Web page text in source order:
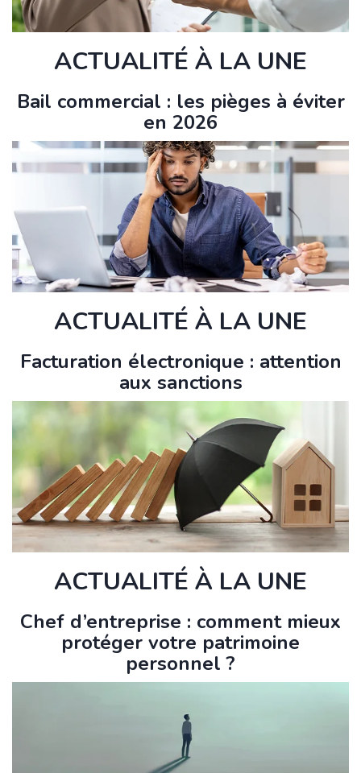
ACTUALITÉ À LA UNE
Bail commercial : les pièges à éviter
en 2026
ACTUALITÉ À LA UNE
Facturation électronique : attention
aux sanctions
ACTUALITÉ À LA UNE
Chef d’entreprise : comment mieux
protéger votre patrimoine
personnel ?